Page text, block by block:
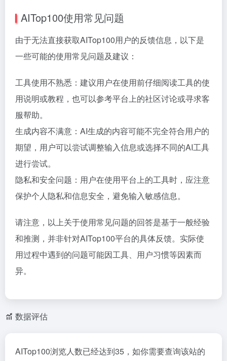
AITop100使用常见问题
由于无法直接获取AITop100用户的反馈信息，以下是
一些可能的使用常见问题及建议：
工具使用不熟悉：建议用户在使用前仔细阅读工具的使
用说明或教程，也可以参考平台上的社区讨论或寻求客
服帮助。
生成内容不满意：AI生成的内容可能不完全符合用户的
期望，用户可以尝试调整输入信息或选择不同的AI工具
进行尝试。
隐私和安全问题：用户在使用平台上的工具时，应注意
保护个人隐私和信息安全，避免输入敏感信息。
请注意，以上关于使用常见问题的回答是基于一般经验
和推测，并非针对AITop100平台的具体反馈。实际使
用过程中遇到的问题可能因工具、用户习惯等因素而
异。
数据评估
AITop100浏览人数已经达到35，如你需要查询该站的